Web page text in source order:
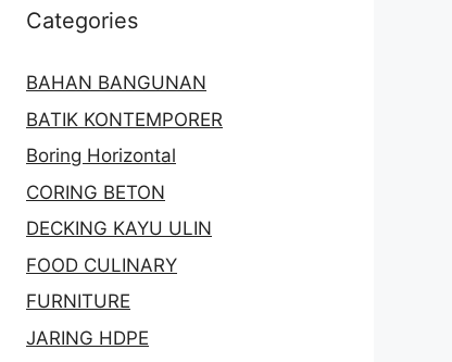
Categories
BAHAN BANGUNAN
BATIK KONTEMPORER
Boring Horizontal
CORING BETON
DECKING KAYU ULIN
FOOD CULINARY
FURNITURE
JARING HDPE